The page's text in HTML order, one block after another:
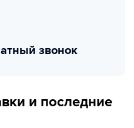
звонок
и последние